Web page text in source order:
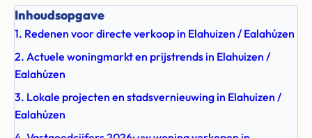
Inhoudsopgave
1. Redenen voor directe verkoop in Elahuizen / Ealahúzen
2. Actuele woningmarkt en prijstrends in Elahuizen /
Ealahúzen
3. Lokale projecten en stadsvernieuwing in Elahuizen /
Ealahúzen